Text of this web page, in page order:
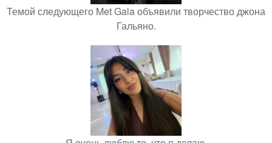
Темой следующего Met Gala объявили творчество джона
Гальяно.